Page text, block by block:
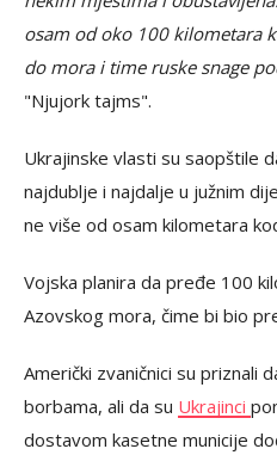
osam od oko 100 kilometara
do mora i time ruske snage
"Njujork tajms".
Ukrajinske vlasti su saopštile
najdublje i najdalje u južnim
ne više od osam kilometara
Vojska planira da pređe 100
Azovskog mora, čime bi bio
Američki zvaničnici su priznali
borbama, ali da su Ukrajinci
dostavom kasetne municije